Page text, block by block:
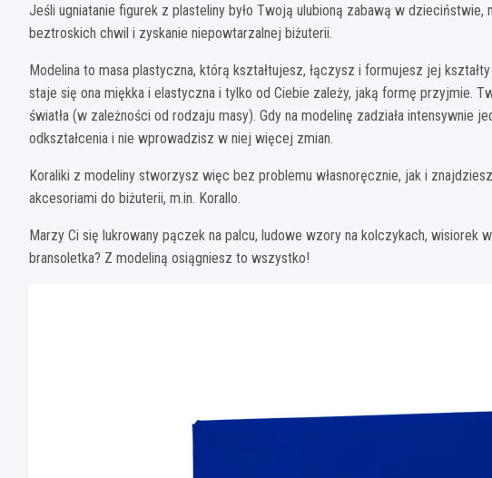
Jeśli ugniatanie figurek z plasteliny było Twoją ulubioną zabawą w
beztroskich chwil i zyskanie niepowtarzalnej biżuterii.
Modelina to masa plastyczna, którą kształtujesz, łączysz i formujesz jej
staje się ona miękka i elastyczna i tylko od Ciebie zależy, jaką formę przyjmie.
światła (w zależności od rodzaju masy). Gdy na modelinę zadziała intensywnie
odkształcenia i nie wprowadzisz w niej więcej zmian.
Koraliki z modeliny stworzysz więc bez problemu własnoręcznie, jak i
akcesoriami do biżuterii, m.in. Korallo.
Marzy Ci się lukrowany pączek na palcu, ludowe wzory na kolczykach, wisiorek
bransoletka? Z modeliną osiągniesz to wszystko!